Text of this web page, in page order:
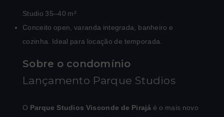
Studio 35–40 m²
Conceito open, varanda integrada, banheiro e
cozinha. Ideal para locação de temporada.
Sobre o condomínio
Lançamento Parque Studios
O Parque Studios Visconde de Pirajá é o mais novo